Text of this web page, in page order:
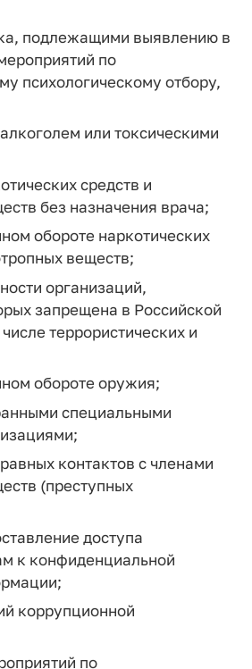
подлежащими выявлению в
по
психологическому отбору,
или токсическими
средств и
без назначения врача;
обороте наркотических
веществ;
организаций,
запрещена в Российской
террористических и
обороте оружия;
специальными
контактов с членами
(преступных
доступа
к конфиденциальной
коррупционной
по